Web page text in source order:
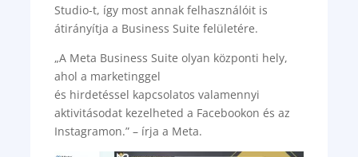
Studio-t, így most annak felhasználóit is
átirányítja a Business Suite felületére.
„A Meta Business Suite olyan központi hely,
ahol a marketinggel
és hirdetéssel kapcsolatos valamennyi
aktivitásodat kezelheted a Facebookon és az
Instagramon.” – írja a Meta.